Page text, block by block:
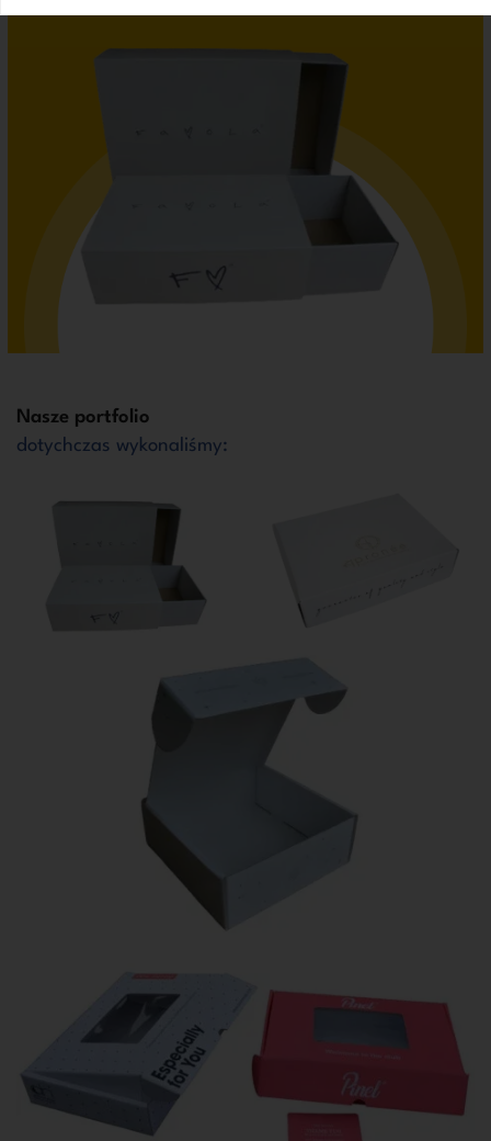
Nasze portfolio
dotychczas wykonaliśmy: